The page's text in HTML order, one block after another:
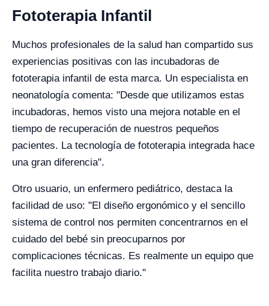
Fototerapia Infantil
Muchos profesionales de la salud han compartido sus
experiencias positivas con las incubadoras de
fototerapia infantil de esta marca. Un especialista en
neonatología comenta: "Desde que utilizamos estas
incubadoras, hemos visto una mejora notable en el
tiempo de recuperación de nuestros pequeños
pacientes. La tecnología de fototerapia integrada hace
una gran diferencia".
Otro usuario, un enfermero pediátrico, destaca la
facilidad de uso: "El diseño ergonómico y el sencillo
sistema de control nos permiten concentrarnos en el
cuidado del bebé sin preocuparnos por
complicaciones técnicas. Es realmente un equipo que
facilita nuestro trabajo diario."